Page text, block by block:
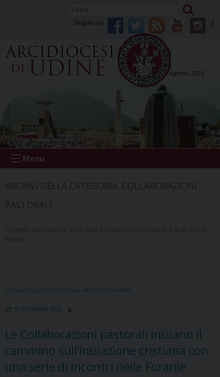
Seguici su
domenica 09 agosto 2026
Menu
COLLABORAZIONI PASTORALI ARCIDIOCESI NEWS
27 SETTEMBRE 2023
Le Collaborazioni pastorali iniziano il
cammino sull’Iniziazione cristiana con
una serie di incontri nelle Foranie